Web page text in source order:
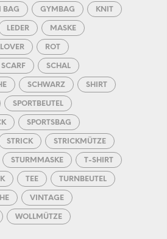
BAG GYMBAG KNIT
LEDER MASKE
ROT
SCARF SCHAL
SCHWARZ SHIRT
SPORTBEUTEL
SPORTSBAG
STRICK STRICKMÜTZE
STURMMASKE T-SHIRT
TEE TURNBEUTEL
VINTAGE
WOLLMÜTZE